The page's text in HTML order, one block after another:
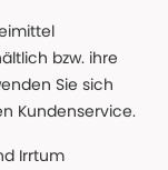
bzw. ihre
Sie sich
Kundenservice.
Irrtum